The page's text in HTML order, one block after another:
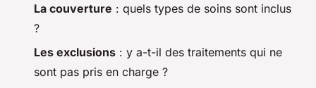
La couverture : quels types de soins sont inclus
?
Les exclusions : y a-t-il des traitements qui ne
sont pas pris en charge ?